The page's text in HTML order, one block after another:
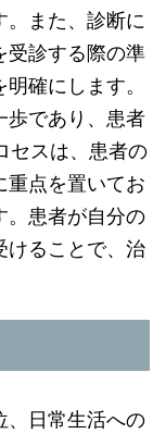
。また、診断に
受診する際の準
確にします。
歩であり、患者
セスは、患者の
重点を置いてお
。患者が自分の
けることで、治
、日常生活への